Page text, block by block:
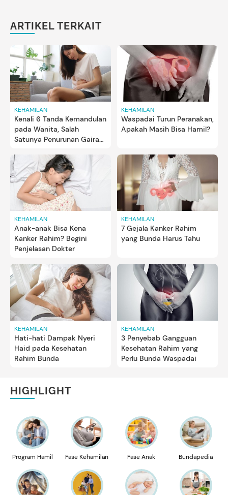
ARTIKEL TERKAIT
KEHAMILAN
Kenali 6 Tanda Kemandulan
pada Wanita, Salah
Satunya Penurunan Gairah
KEHAMILAN
Waspadai Turun Peranakan,
Apakah Masih Bisa Hamil?
KEHAMILAN
Anak-anak Bisa Kena
Kanker Rahim? Begini
Penjelasan Dokter
KEHAMILAN
7 Gejala Kanker Rahim
yang Bunda Harus Tahu
KEHAMILAN
Hati-hati Dampak Nyeri
Haid pada Kesehatan
Rahim Bunda
KEHAMILAN
3 Penyebab Gangguan
Kesehatan Rahim yang
Perlu Bunda Waspadai
HIGHLIGHT
Program Hamil Fase Kehamilan Fase Anak Bundapedia